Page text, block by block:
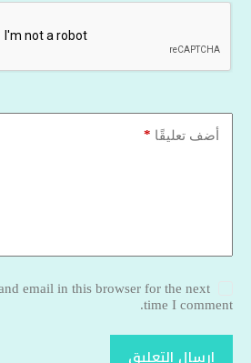
أضف تعليقًا *
email in this browser for the next
time I comment.
إرسال التعليق